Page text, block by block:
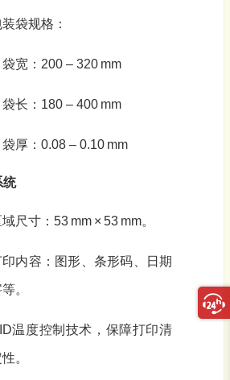
袋规格：
袋宽：200 – 320 mm
袋长：180 – 400 mm
袋厚：0.08 – 0.10 mm
统
尺寸：53 mm × 53 mm。
内容：图形、条形码、日期
。
温度控制技术，保障打印清
。